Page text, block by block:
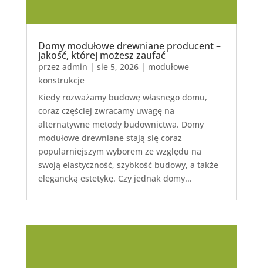
Domy modułowe drewniane producent –
jakość, której możesz zaufać
przez admin | sie 5, 2026| modułowe
konstrukcje
Kiedy rozważamy budowę własnego domu,
coraz częściej zwracamy uwagę na
alternatywne metody budownictwa. Domy
modułowe drewniane stają się coraz
popularniejszym wyborem ze względu na
swoją elastyczność, szybkość budowy, a także
elegancką estetykę. Czy jednak domy...